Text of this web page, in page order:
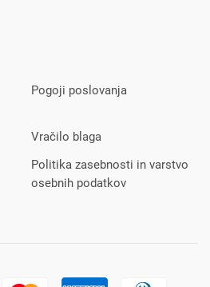
Pogoji poslovanja
Vračilo blaga
Politika zasebnosti in varstvo
osebnih podatkov